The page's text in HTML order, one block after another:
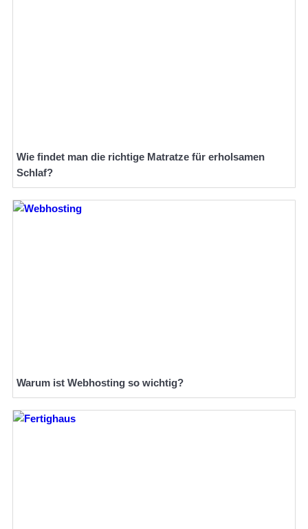
Wie findet man die richtige Matratze für erholsamen
Schlaf?
Warum ist Webhosting so wichtig?